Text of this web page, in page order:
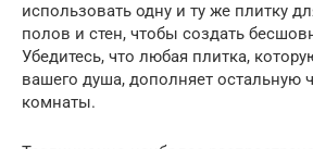
использовать одну и ту же плитку
полов и стен, чтобы создать
Убедитесь, что любая плитка,
вашего душа, дополняет остальную
комнаты.